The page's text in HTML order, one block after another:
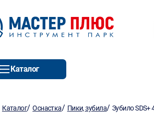
Каталог
Каталог/Оснастка/ Пики, зубила/ Зубило SDS+